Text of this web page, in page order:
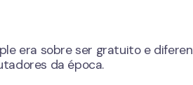
era sobre ser gratuito e
da época.